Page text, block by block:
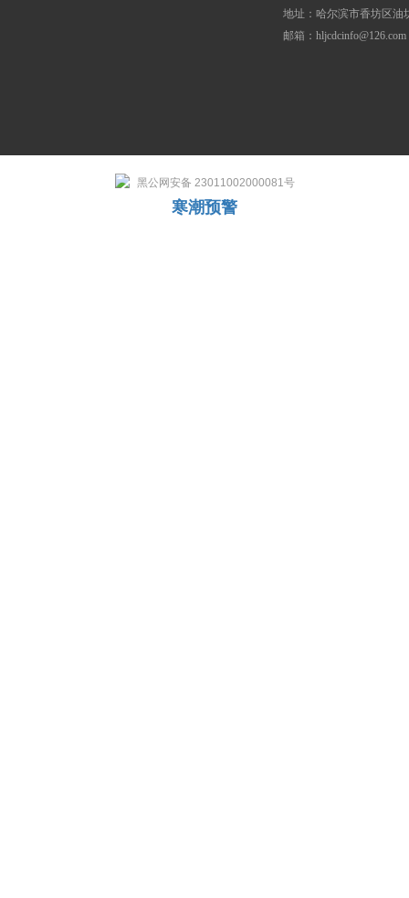
地址：哈尔滨市香坊区油
邮箱：hljcdcinfo@126.com
黑公网安备 23011002000081号
寒潮预警